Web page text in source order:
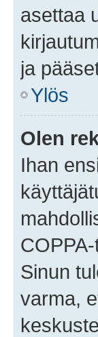
asettaa
ja
Ylös
Olen
Ihan
Sinun
varma,